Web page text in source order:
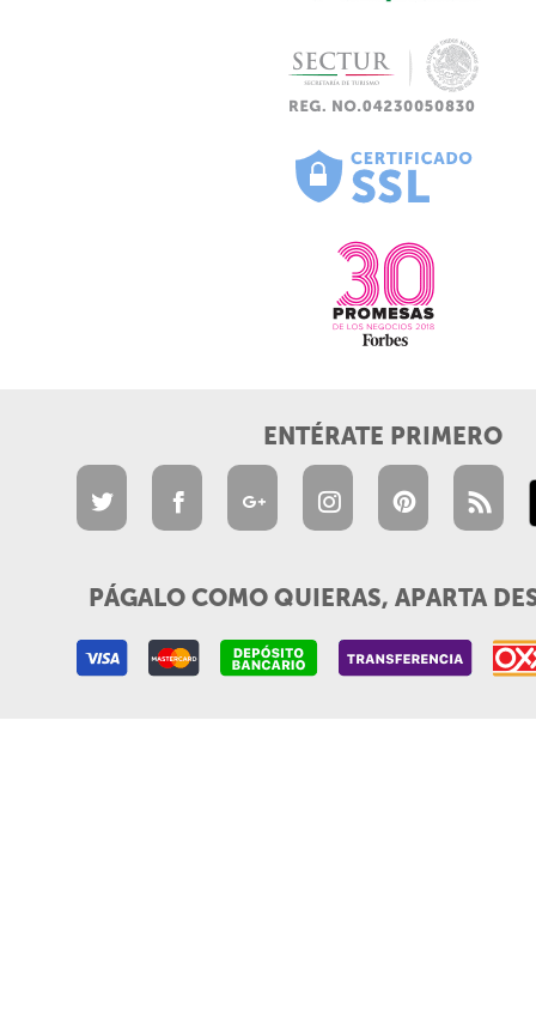
ENTÉRATE PRIMERO
PÁGALO COMO QUIERAS, APARTA